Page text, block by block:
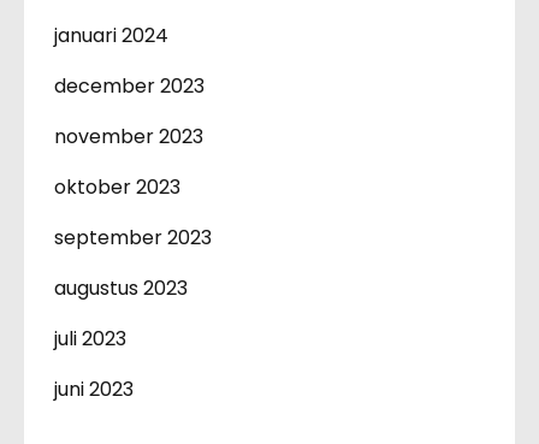
januari 2024
december 2023
november 2023
oktober 2023
september 2023
augustus 2023
juli 2023
juni 2023